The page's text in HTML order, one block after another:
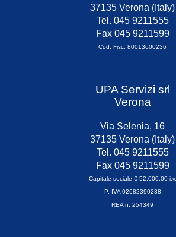
37135 Verona (Italy)
Tel. 045 9211555
Fax 045 9211599
Cod. Fisc. 80013600236
UPA Servizi srl
Verona
Via Selenia, 16
37135 Verona (Italy)
Tel. 045 9211555
Fax 045 9211599
Capitale sociale € 52.000,00 i.v.
P. IVA 02682390238
REA n. 254349